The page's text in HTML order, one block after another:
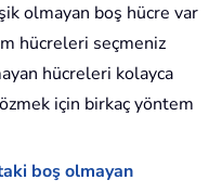
olmayan boş hücre var
hücreleri seçmeniz
hücreleri kolayca
için birkaç yöntem
boş olmayan